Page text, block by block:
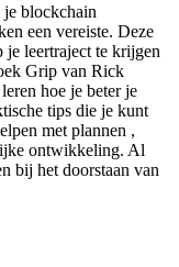
blockchain
een vereiste. Deze
leertraject te krijgen
Grip van Rick
hoe je beter je
tips die je kunt
met plannen ,
ontwikkeling. Al
bij het doorstaan van